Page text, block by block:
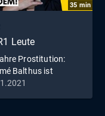
35 min
Leute
Prostitution:
Balthus ist
aus